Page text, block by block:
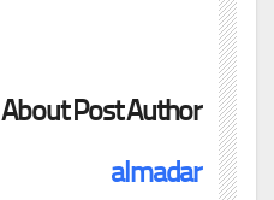
About Post Author
almadar